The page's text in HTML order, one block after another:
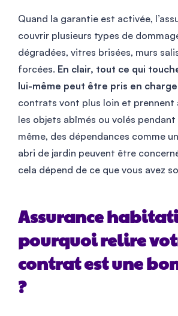
Quand la garantie est activée,
couvrir plusieurs types de
dégradées, vitres brisées, murs
forcées. En clair, tout ce qui
lui-même peut être pris en
contrats vont plus loin et prennent
les objets abîmés ou volés pendant
même, des dépendances comme
abri de jardin peuvent être
cela dépend de ce que vous avez
Assurance
pourquoi relire
contrat est une
?